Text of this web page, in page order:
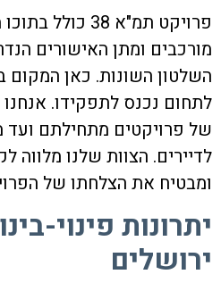
פרויקט תמ"א 38
מורכבים ומתן האישורים
השלטון השונות. כאן המקום
לתחום נכנס לתפקידו.
של פרויקטים מתחילתם ועד
לדיירים. הצוות שלנו מלווה
ומבטיח את הצלחתו של
יתרונות פינוי-
ירושלים